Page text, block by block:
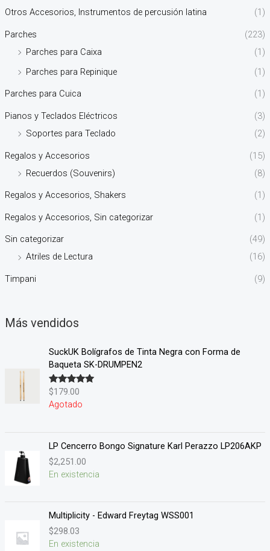
Otros Accesorios, Instrumentos de percusión latina (1)
Parches
(223)
Parches para Caixa
(1)
Parches para Repinique
(1)
Parches para Cuica (1)
Pianos y Teclados Eléctricos
(3)
Soportes para Teclado
(2)
Regalos y Accesorios
(15)
Recuerdos (Souvenirs)
(8)
Regalos y Accesorios, Shakers (1)
Regalos y Accesorios, Sin categorizar (1)
Sin categorizar
(49)
Atriles de Lectura
(16)
Timpani (9)
Más vendidos
SuckUK Bolígrafos de Tinta Negra con Forma de
Baqueta SK-DRUMPEN2
Valorado en
5.00 de 5
$179.00
Agotado
LP Cencerro Bongo Signature Karl Perazzo LP206AKP
$2,251.00
En existencia
Multiplicity - Edward Freytag WSS001
$298.03
En existencia